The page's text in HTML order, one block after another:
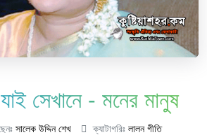
সেখানে - মনের মানুষ
সালেক উদ্দিন শেখ ক্যাটাগরিঃ লালন গীতি